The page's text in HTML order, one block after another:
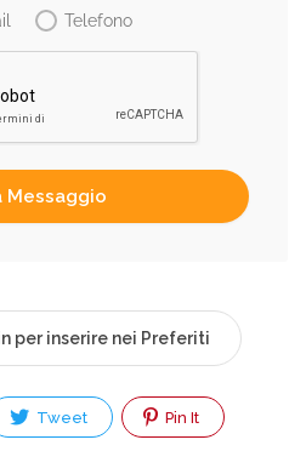
Telefono
per inserire nei Preferiti
Tweet Pin It